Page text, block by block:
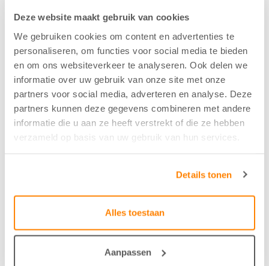
Deze website maakt gebruik van cookies
We gebruiken cookies om content en advertenties te
personaliseren, om functies voor social media te bieden
en om ons websiteverkeer te analyseren. Ook delen we
informatie over uw gebruik van onze site met onze
partners voor social media, adverteren en analyse. Deze
partners kunnen deze gegevens combineren met andere
informatie die u aan ze heeft verstrekt of die ze hebben
verzameld op basis van uw gebruik van hun services.
Details tonen
Alles toestaan
Aanpassen
Onze vitrages, ook wel glasgordijnen genoemd,
zijn gemaakt van transparante stoffen die de
inkijk verminderen zonder daglicht te blokkeren.
Met naadloze afwerking en een verzwaringskoord
voor een prachtige val.
Combineer voor optimale
privacy
Transparante gordijnen zijn vaak de ideale keuze,